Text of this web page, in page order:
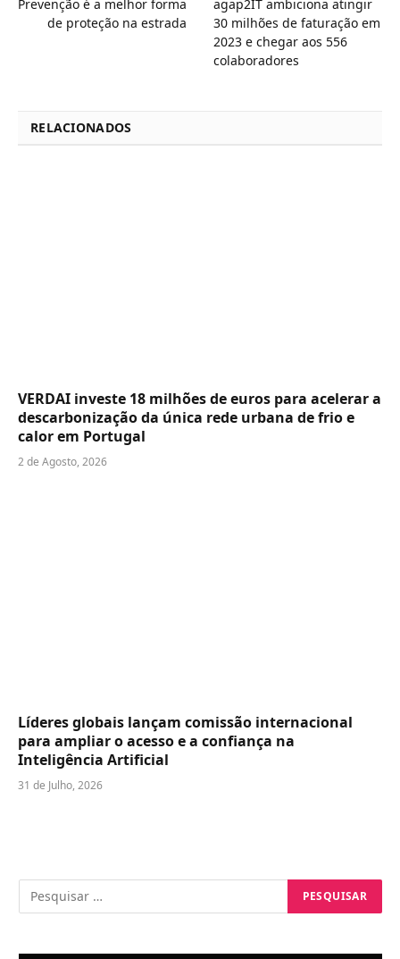
Prevenção é a melhor forma
de proteção na estrada
agap2IT ambiciona atingir
30 milhões de faturação em
2023 e chegar aos 556
colaboradores
RELACIONADOS
VERDAI investe 18 milhões de euros para acelerar a
descarbonização da única rede urbana de frio e
calor em Portugal
2 de Agosto, 2026
Líderes globais lançam comissão internacional
para ampliar o acesso e a confiança na
Inteligência Artificial
31 de Julho, 2026